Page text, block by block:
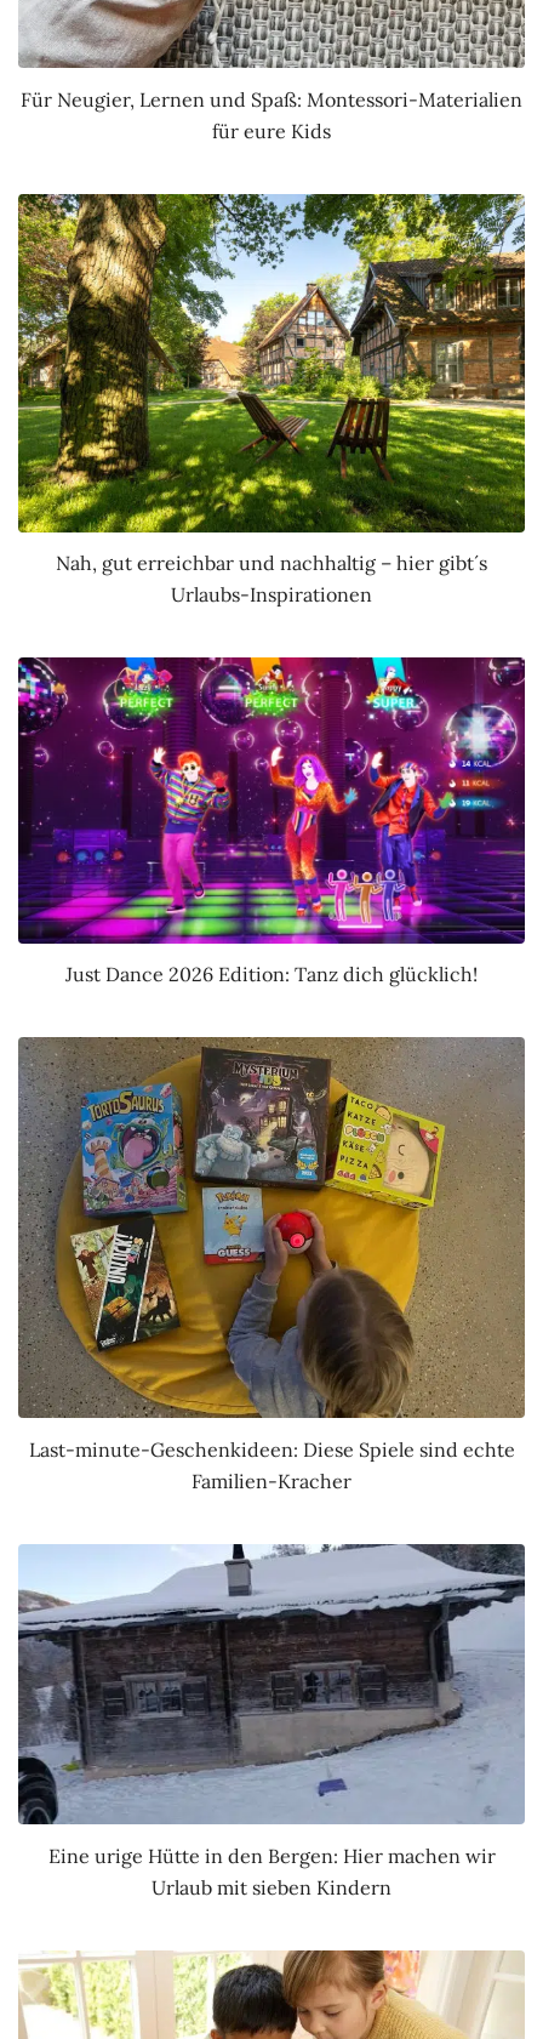
Für Neugier, Lernen und Spaß: Montessori-Materialien
für eure Kids
Nah, gut erreichbar und nachhaltig – hier gibt´s
Urlaubs-Inspirationen
Just Dance 2026 Edition: Tanz dich glücklich!
Last-minute-Geschenkideen: Diese Spiele sind echte
Familien-Kracher
Eine urige Hütte in den Bergen: Hier machen wir
Urlaub mit sieben Kindern